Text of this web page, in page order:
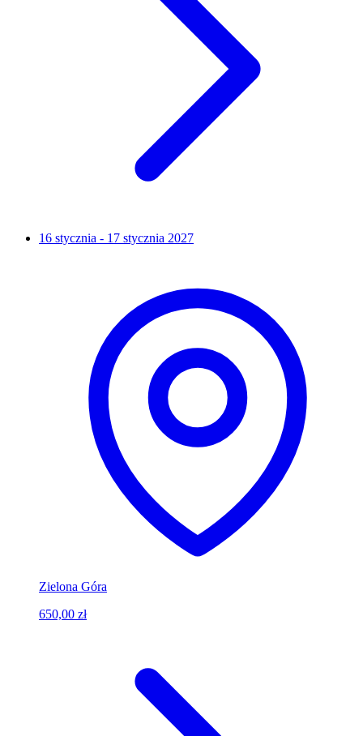
16 stycznia - 17 stycznia 2027
Zielona Góra
650,00 zł